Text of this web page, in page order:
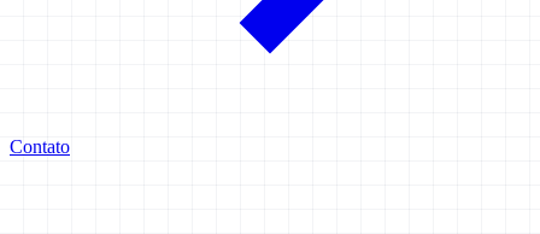
Contato